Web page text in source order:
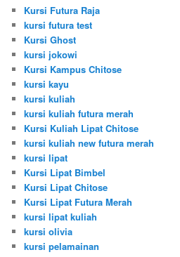
Kursi Futura Raja
kursi futura test
Kursi Ghost
kursi jokowi
Kursi Kampus Chitose
kursi kayu
kursi kuliah
kursi kuliah futura merah
Kursi Kuliah Lipat Chitose
kursi kuliah new futura merah
kursi lipat
Kursi Lipat Bimbel
Kursi Lipat Chitose
Kursi Lipat Futura Merah
kursi lipat kuliah
kursi olivia
kursi pelamainan